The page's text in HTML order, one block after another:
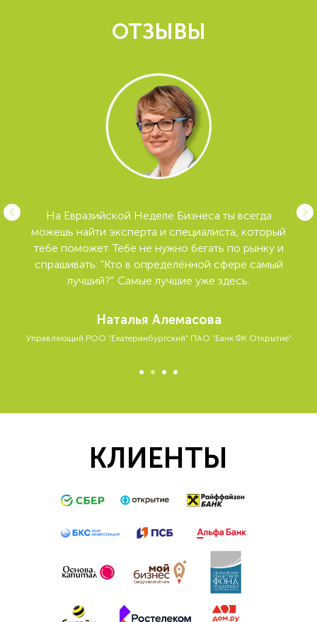
ОТЗЫВЫ
На Евразийской Неделе Бизнеса ты всегда
можешь найти эксперта и специалиста, который
тебе поможет. Тебе не нужно бегать по рынку и
спрашивать: "Кто в определённой сфере самый
лучший?". Самые лучшие уже здесь.
Наталья Алемасова
Управляющий РОО "Екатеринбургский" ПАО "Банк ФК Открытие"
КЛИЕНТЫ